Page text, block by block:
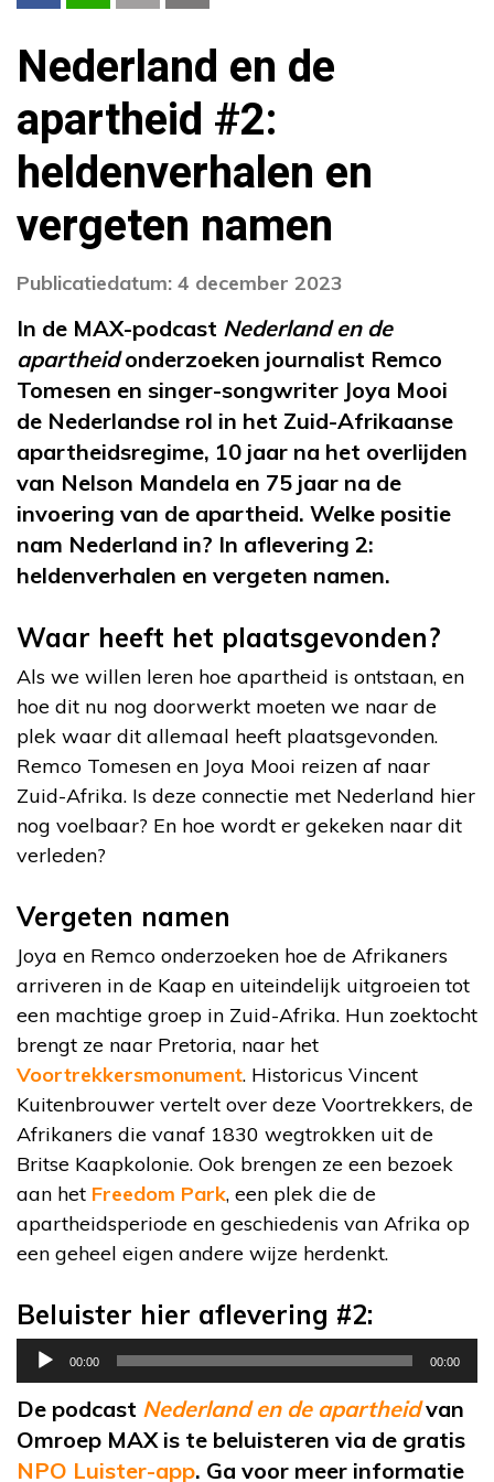
Nederland en de
apartheid #2:
heldenverhalen en
vergeten namen
Publicatiedatum: 4 december 2023
In de MAX-podcast Nederland en de
apartheidonderzoeken journalist Remco
Tomesen en singer-songwriter Joya Mooi
de Nederlandse rol in het Zuid-Afrikaanse
apartheidsregime, 10 jaar na het overlijden
van Nelson Mandela en 75 jaar na de
invoering van de apartheid. Welke positie
nam Nederland in? In aflevering 2:
heldenverhalen en vergeten namen.
Waar heeft het plaatsgevonden?
Als we willen leren hoe apartheid is ontstaan, en
hoe dit nu nog doorwerkt moeten we naar de
plek waar dit allemaal heeft plaatsgevonden.
Remco Tomesen en Joya Mooi reizen af naar
Zuid-Afrika. Is deze connectie met Nederland hier
nog voelbaar? En hoe wordt er gekeken naar dit
verleden?
Vergeten namen
Joya en Remco onderzoeken hoe de Afrikaners
arriveren in de Kaap en uiteindelijk uitgroeien tot
een machtige groep in Zuid-Afrika. Hun zoektocht
brengt ze naar Pretoria, naar het
Voortrekkersmonument. Historicus Vincent
Kuitenbrouwer vertelt over deze Voortrekkers, de
Afrikaners die vanaf 1830 wegtrokken uit de
Britse Kaapkolonie. Ook brengen ze een bezoek
aan het Freedom Park, een plek die de
apartheidsperiode en geschiedenis van Afrika op
een geheel eigen andere wijze herdenkt.
Beluister hier aflevering #2:
Audiospeler
00:00 00:00
De podcast Nederland en de apartheidvan
Omroep MAX is te beluisteren via de gratis
NPO Luister-app. Ga voor meer informatie